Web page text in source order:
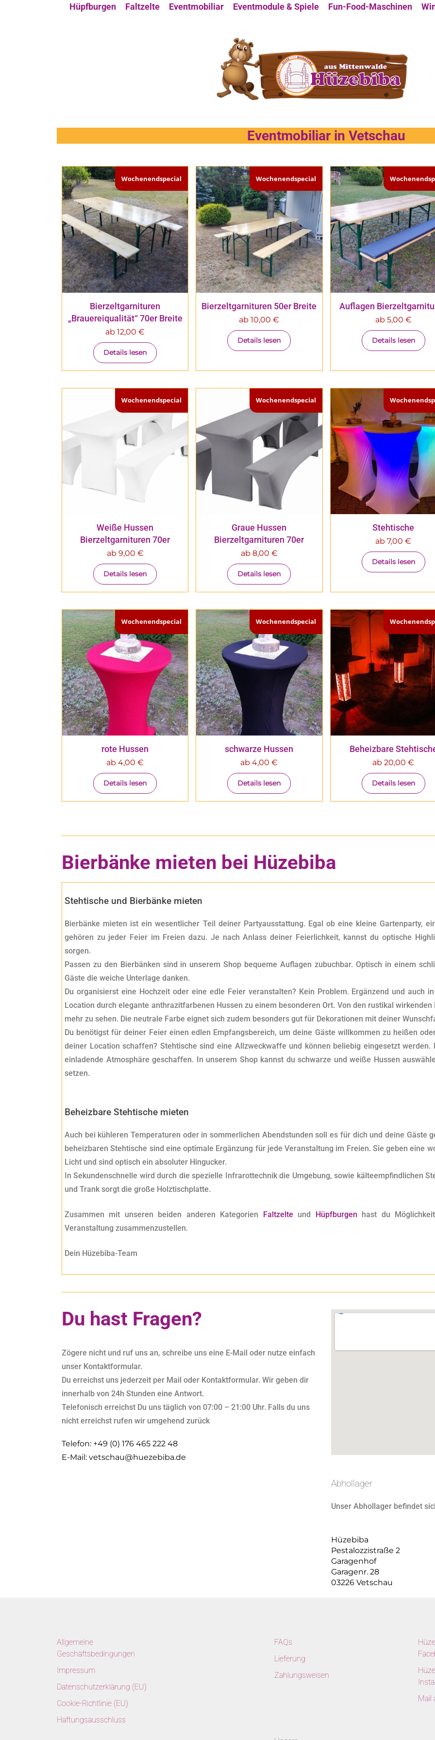
Hüpfburgen Faltzelte Eventmobiliar Eventmodule & Spiele Fun-Food-Maschinen
Eventmobiliar in Vetschau
Wochenendspecial
Bierzeltgarnituren
„Brauereiqualität“ 70er Breite
ab12,00€
Details lesen
Wochenendspecial
Bierzeltgarnituren 50er Breite
ab10,00€
Details lesen
Auflagen
ab 5,00 €
Details lesen
Wochenendspecial
Weiße Hussen
Bierzeltgarnituren 70er
ab 9,00 €
Details lesen
Wochenendspecial
Graue Hussen
Bierzeltgarnituren 70er
ab 8,00 €
Details lesen
Stehtische
ab7,00€
Details lesen
Wochenendspecial
rote Hussen
ab4,00€
Details lesen
Wochenendspecial
schwarze Hussen
ab4,00€
Details lesen
Beheizbare
ab20,00€
Details lesen
Bierbänke mieten bei Hüzebiba
Stehtische und Bierbänke mieten
Bierbänke mieten ist ein wesentlicher Teil deiner Partyausstattung. Egal ob eine kleine Gartenparty,
gehören zu jeder Feier im Freien dazu. Je nach Anlass deiner Feierlichkeit, kannst du optische
sorgen.
Passen zu den Bierbänken sind in unserem Shop bequeme Auflagen zubuchbar. Optisch in einem
Gäste die weiche Unterlage danken.
Du organisierst eine Hochzeit oder eine edle Feier veranstalten? Kein Problem. Ergänzend und auch
Location durch elegante anthrazitfarbenen Hussen zu einem besonderen Ort. Von den rustikal
mehr zu sehen. Die neutrale Farbe eignet sich zudem besonders gut für Dekorationen mit deiner
Du benötigst für deiner Feier einen edlen Empfangsbereich, um deine Gäste willkommen zu heißen
deiner Location schaffen? Stehtische sind eine Allzweckwaffe und können beliebig eingesetzt
einladende Atmosphäre geschaffen. In unserem Shop kannst du schwarze und weiße Hussen
setzen.
Beheizbare Stehtische mieten
Auch bei kühleren Temperaturen oder in sommerlichen Abendstunden soll es für dich und deine Gäste
beheizbaren Stehtische sind eine optimale Ergänzung für jede Veranstaltung im Freien. Sie geben eine
Licht und sind optisch ein absoluter Hingucker.
In Sekundenschnelle wird durch die spezielle Infrarottechnik die Umgebung, sowie kälteempfindlichen
und Trank sorgt die große Holztischplatte.
Zusammen mit unseren beiden anderen Kategorien Faltzelte und Hüpfburgen hast du
Veranstaltung zusammenzustellen.
Dein Hüzebiba-Team
Du hast Fragen?
Zögere nicht und ruf uns an, schreibe uns eine E-Mail oder nutze einfach
unser Kontaktformular.
Du erreichst uns jederzeit per Mail oder Kontaktformular. Wir geben dir
innerhalb von 24h Stunden eine Antwort.
Telefonisch erreichst Du uns täglich von 07:00 – 21:00 Uhr. Falls du uns
nicht erreichst rufen wir umgehend zurück
Telefon: +49 (0) 176 465 222 48
E-Mail: vetschau@huezebiba.de
Abhollager
Unser Abhollager befindet
Hüzebiba
Pestalozzistraße 2
Garagenhof
Garagenr. 28
03226 Vetschau
Allgemeine
Geschäftsbedingungen
Impressum
Datenschutzerklärung (EU)
Cookie-Richtlinie (EU)
Haftungsausschluss
FAQs
Lieferung
Zahlungsweisen
Mail